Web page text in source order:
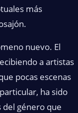
más
nuevo. El
a artistas
pocas escenas
ha sido
del género que